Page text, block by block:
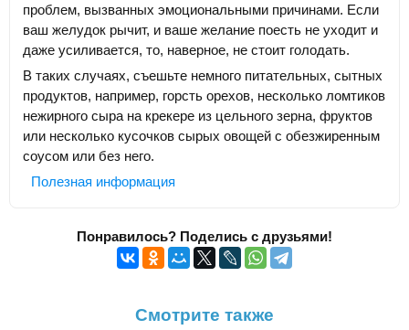
проблем, вызванных эмоциональными причинами. Если
ваш желудок рычит, и ваше желание поесть не уходит и
даже усиливается, то, наверное, не стоит голодать.
В таких случаях, съешьте немного питательных, сытных
продуктов, например, горсть орехов, несколько ломтиков
нежирного сыра на крекере из цельного зерна, фруктов
или несколько кусочков сырых овощей с обезжиренным
соусом или без него.
Полезная информация
Понравилось? Поделись с друзьями!
Смотрите также